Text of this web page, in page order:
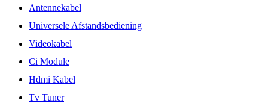
Antennekabel
Universele Afstandsbediening
Videokabel
Ci Module
Hdmi Kabel
Tv Tuner